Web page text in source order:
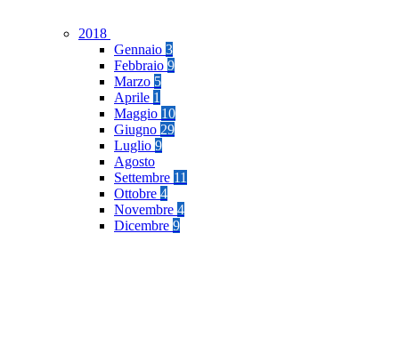
2018
Gennaio 3
Febbraio 9
Marzo 5
Aprile 1
Maggio 10
Giugno 29
Luglio 9
Agosto
Settembre 11
Ottobre 4
Novembre 4
Dicembre 9